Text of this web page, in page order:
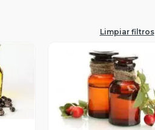
Limpiar filtros
Vista Previa